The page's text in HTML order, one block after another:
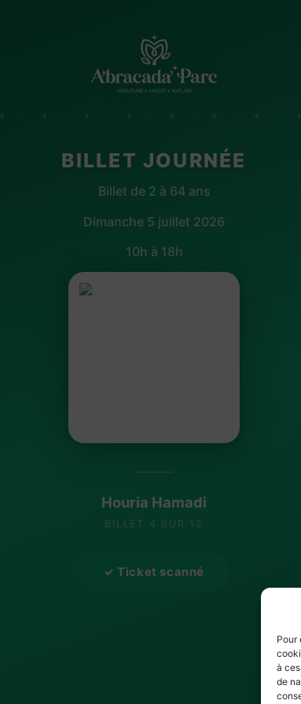
Pour
à
de
✦ · ✦ · ✦ · ✦ · ✦ · ✦ · ✦ ·
BILLET JOURNÉE
Billet de 2 à 64 ans
Dimanche 5 juillet 2026
10h à 18h
Houria Hamadi
BILLET 4 SUR 12
✓ Ticket scanné